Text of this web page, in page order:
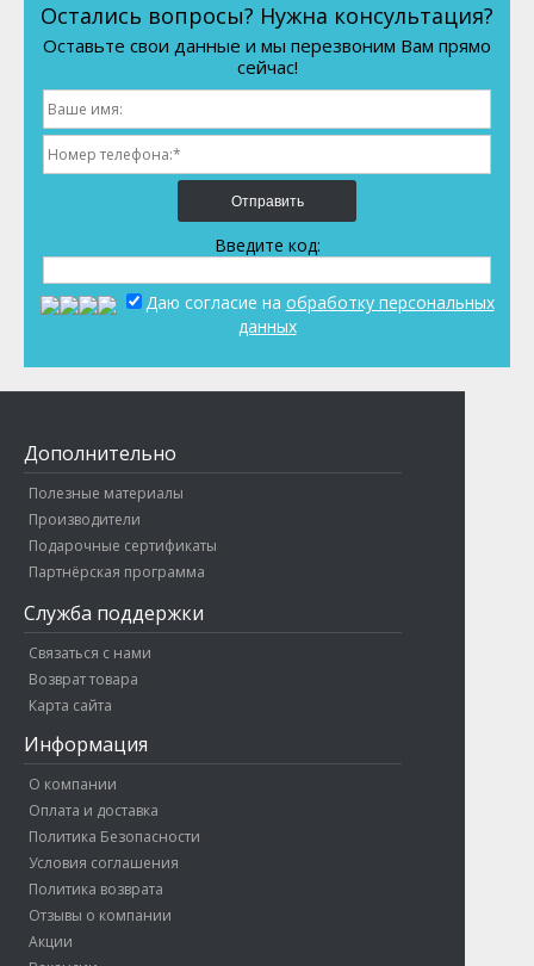
Остались вопросы? Нужна консультация?
Оставьте свои данные и мы перезвоним Вам прямо
сейчас!
Отправить
Введите код:
Даю согласие на обработку персональных
данных
Дополнительно
Полезные материалы
Производители
Подарочные сертификаты
Партнёрская программа
Служба поддержки
Связаться с нами
Возврат товара
Карта сайта
Информация
О компании
Оплата и доставка
Политика Безопасности
Условия соглашения
Политика возврата
Отзывы о компании
Акции